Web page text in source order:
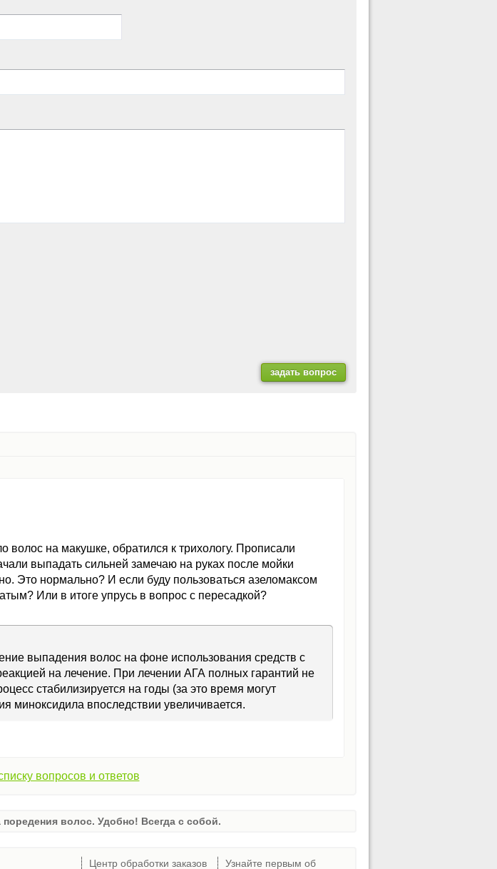
на макушке, обратился к трихологу. Прописали
выпадать сильней замечаю на руках после мойки
Это нормально? И если буду пользоваться азеломаксом
Или в итоге упрусь в вопрос с пересадкой?
выпадения волос на фоне использования средств с
на лечение. При лечении АГА полных гарантий не
стабилизируется на годы (за это время могут
миноксидила впоследствии увеличивается.
вопросов и ответов
поредения волос. Удобно! Всегда с собой.
Центр обработки заказов Узнайте первым об